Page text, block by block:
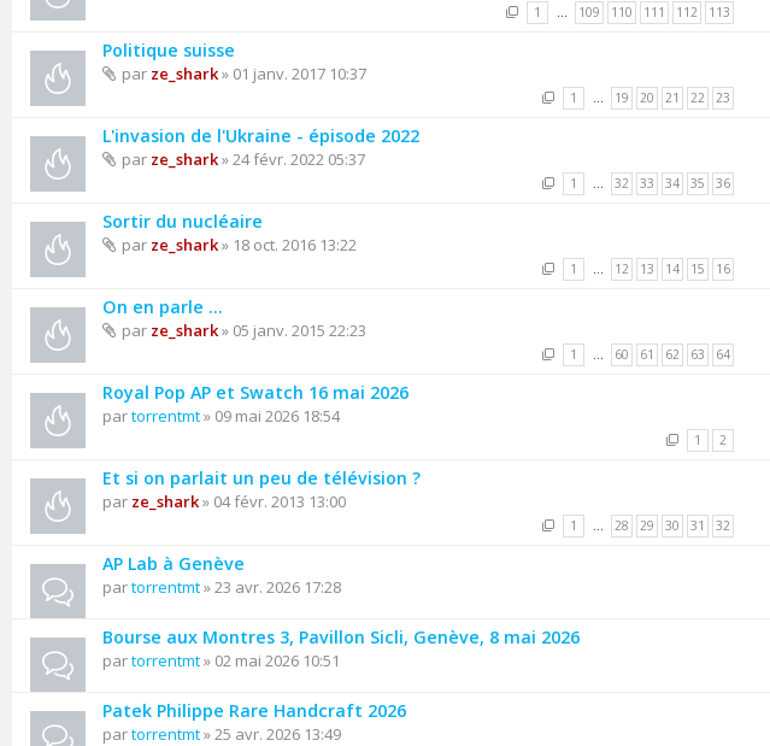
1 … 109 110 111 112 113
Politique suisse
par ze_shark» 01 janv. 2017 10:37
1 … 19 20 21 22 23
L'invasion de l'Ukraine - épisode 2022
par ze_shark» 24 févr. 2022 05:37
1 … 32 33 34 35 36
Sortir du nucléaire
par ze_shark» 18 oct. 2016 13:22
1 … 12 13 14 15 16
On en parle ...
par ze_shark» 05 janv. 2015 22:23
1 … 60 61 62 63 64
Royal Pop AP et Swatch 16 mai 2026
partorrentmt» 09 mai 2026 18:54
1 2
Et si on parlait un peu de télévision ?
par ze_shark» 04 févr. 2013 13:00
1 … 28 29 30 31 32
AP Lab à Genève
partorrentmt» 23 avr. 2026 17:28
Bourse aux Montres 3, Pavillon Sicli, Genève, 8 mai 2026
partorrentmt» 02 mai 2026 10:51
Patek Philippe Rare Handcraft 2026
partorrentmt» 25 avr. 2026 13:49